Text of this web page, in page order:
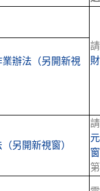
辦法（另開新視
另開新視窗）
窗